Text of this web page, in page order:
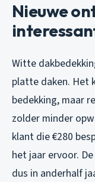
Nieuwe
Witte
platte daken. Het
bedekking, maar
zolder minder
klant die €280
het jaar ervoor.
dus in anderhalf